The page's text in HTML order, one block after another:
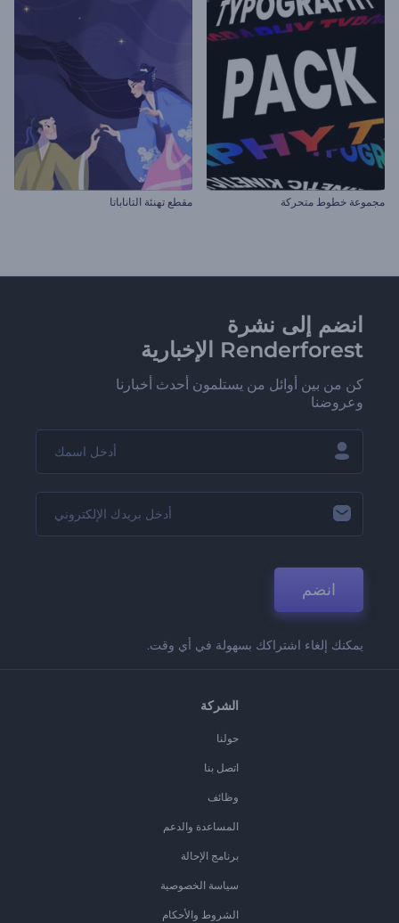
مجموعة خطوط متحركة مقطع تهنئة التاناباتا
انضم إلى نشرة
Renderforest الإخبارية
كن من بين أوائل من يستلمون أحدث أخبارنا
وعروضنا
انضم
يمكنك إلغاء اشتراكك بسهولة في أي وقت.
الشركة
حولنا
اتصل بنا
وظائف
المساعدة والدعم
برنامج الإحالة
سياسة الخصوصية
الشروط والأحكام